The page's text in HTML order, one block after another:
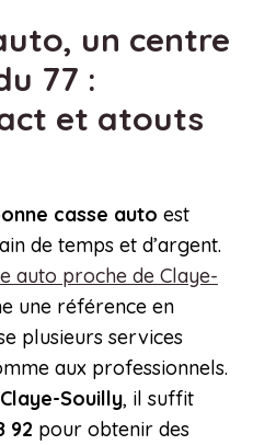
un centre
77 :
et atouts
casse auto est
de temps et d’argent.
auto proche de Claye-
une référence en
plusieurs services
aux professionnels.
Souilly, il suffit
92 pour obtenir des